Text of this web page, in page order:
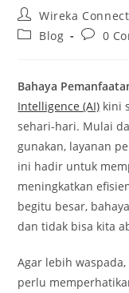
Wireka Connect
Blog
0
Bahaya
Intelligence (AI) kini
sehari-hari. Mulai
gunakan, layanan
ini hadir untuk
meningkatkan
begitu besar,
dan tidak bisa kita
Agar lebih
perlu